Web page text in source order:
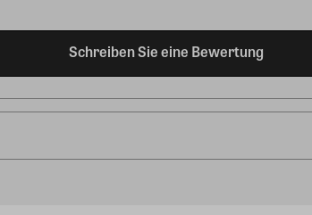
Schreiben Sie eine Bewertung